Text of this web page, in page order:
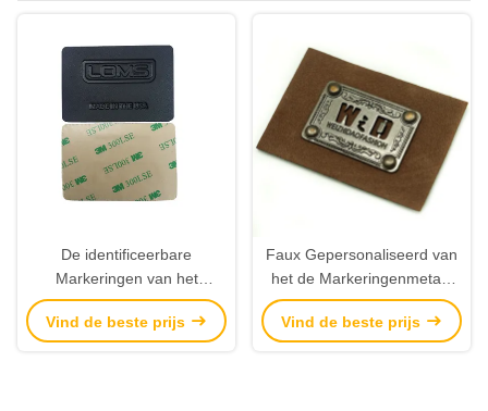
De identificeerbare
Markeringen van het
Leerkledingstuk, het Flard
Plakband van Leerjeans het
Vind de beste prijs
Faux Gepersonaliseerd van
het de Markeringenmetaal
van de Leerbagage het
Embleem Multidoel voor
Vind de beste prijs